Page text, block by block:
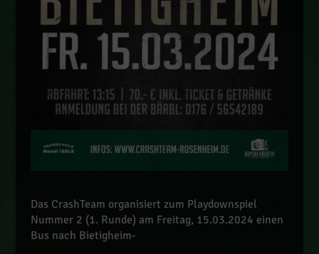
Das CrashTeam organisiert zum Playdownspiel
Nummer 2 (1. Runde) am Freitag, 15.03.2024 einen
Bus nach Bietigheim-